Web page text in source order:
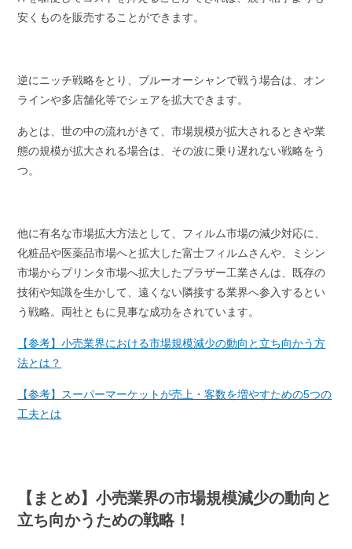
安くものを販売することができます。
逆にニッチ戦略をとり、ブルーオーシャンで戦う場合は、オン
ラインや多店舗化等でシェアを拡大できます。
あとは、世の中の流れがきて、市場規模が拡大されるときや業
態の規模が拡大される場合は、その波に乗り遅れない戦略をう
つ。
他に有名な市場拡大方法として、フィルム市場の減少対応に、
化粧品や医薬品市場へと拡大した富士フィルムさんや、ミシン
市場からプリンタ市場へ拡大したブラザー工業さんは、既存の
技術や知識を生かして、遠くない隣接する業界へ参入するとい
う戦略。両社ともに見事な成功をされています。
【参考】小売業界における市場規模減少の動向と立ち向かう方
法とは？
【参考】スーパーマーケットが売上・客数を増やすための5つの
工夫とは
【まとめ】小売業界の市場規模減少の動向と
立ち向かうための戦略！